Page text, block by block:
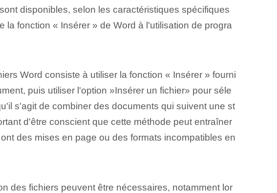
disponibles, selon les caractéristiques spécifiques
fonction « Insérer » de Word à l'utilisation de progra
Word consiste à utiliser la fonction « Insérer » fourni
puis utiliser l'option ⁣»Insérer un fichier»‌ pour séle
s'agit de combiner des documents qui suivent une st
d'être conscient que cette méthode peut entraîner
des mises en page ou des formats incompatibles en
des fichiers peuvent être nécessaires, notamment lor